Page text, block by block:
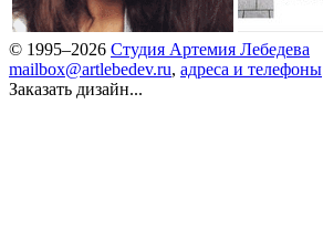
© 1995–2026 Студия Артемия Лебедева
mailbox@artlebedev.ru, адреса и телефоны
Заказать дизайн...